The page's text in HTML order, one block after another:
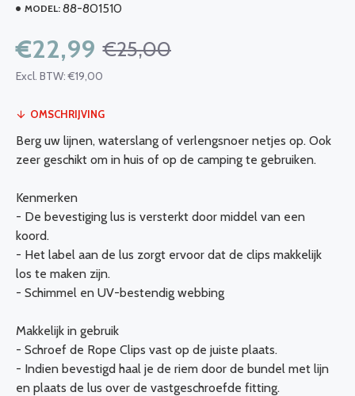
MODEL: 88-801510
€22,99 €25,00
Excl. BTW: €19,00
OMSCHRIJVING
Berg uw lijnen, waterslang of verlengsnoer netjes op. Ook
zeer geschikt om in huis of op de camping te gebruiken.
Kenmerken
- De bevestiging lus is versterkt door middel van een
koord.
- Het label aan de lus zorgt ervoor dat de clips makkelijk
los te maken zijn.
- Schimmel en UV-bestendig webbing
Makkelijk in gebruik
- Schroef de Rope Clips vast op de juiste plaats.
- Indien bevestigd haal je de riem door de bundel met lijn
en plaats de lus over de vastgeschroefde fitting.